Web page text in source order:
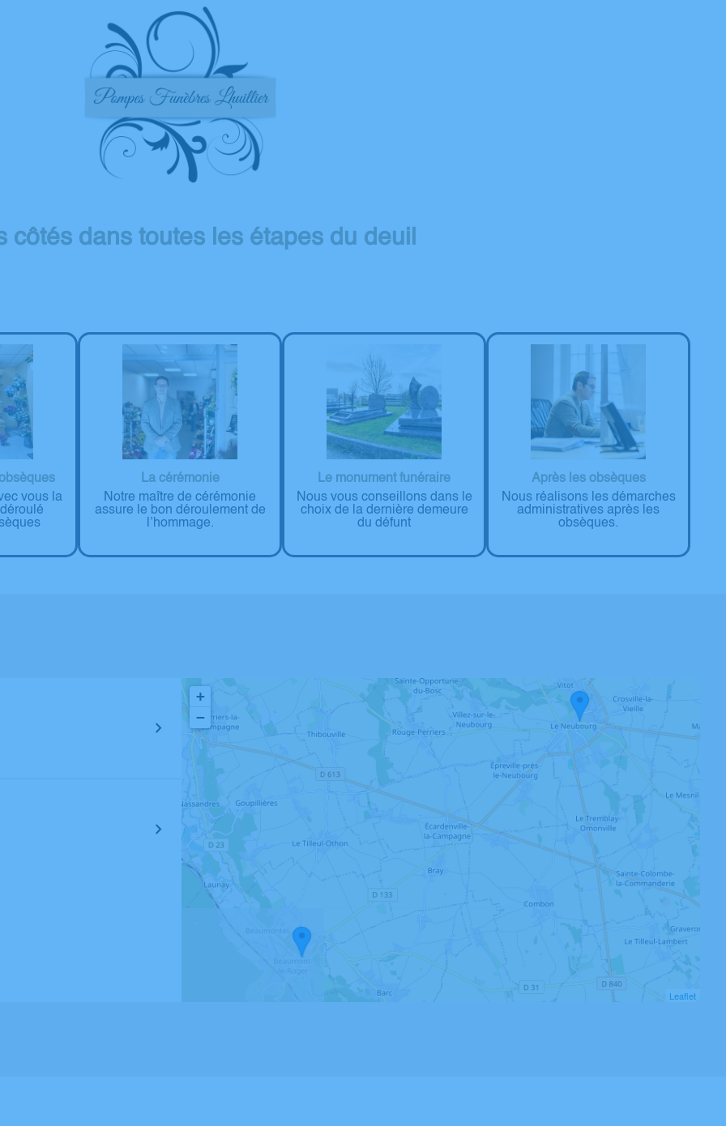
côtés dans toutes les étapes du deuil
vous la
La cérémonie
Notre maître de cérémonie
assure le bon déroulement de
l’hommage.
Le monument funéraire
Nous vous conseillons dans le
choix de la dernière demeure
du défunt
Après les obsèques
Nous réalisons les démarches
administratives après les
obsèques.
+
−
Leaflet